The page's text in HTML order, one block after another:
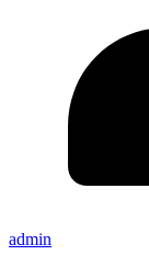
admin